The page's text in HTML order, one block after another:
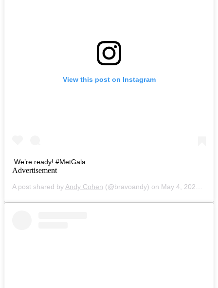
View this post on Instagram
We’re ready! #MetGala
Advertisement
A post shared by Andy Cohen (@bravoandy) on May 4, 2020 at 12:06pm PDT